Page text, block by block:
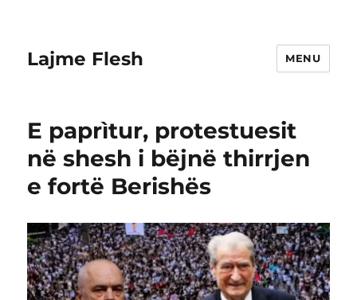
Lajme Flesh MENU
E paprìtur, protestuesit
në shesh i bëjnë thirrjen
e fortë Berishës